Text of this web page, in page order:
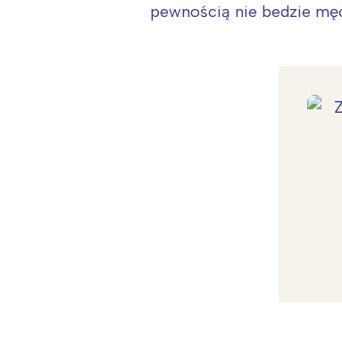
pewnością nie bedzie